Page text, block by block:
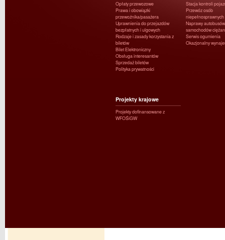
Opłaty przewozowe
Prawa i obowiązki
przewoźnika/pasażera
Uprawnienia do przejazdów
bezpłatnych i ulgowych
Rodzaje i zasady korzystania z
biletów
Bilet Elektroniczny
Obsługa interesantów
Sprzedaż biletów
Polityka prywatności
Stacja kontroli
Przewóz osób
niepełnosprawnych
Naprawy
samochodów
Serwis ogumienia
Okazjonalny
Projekty krajowe
Projekty dofinansowane z
WFOŚiGW